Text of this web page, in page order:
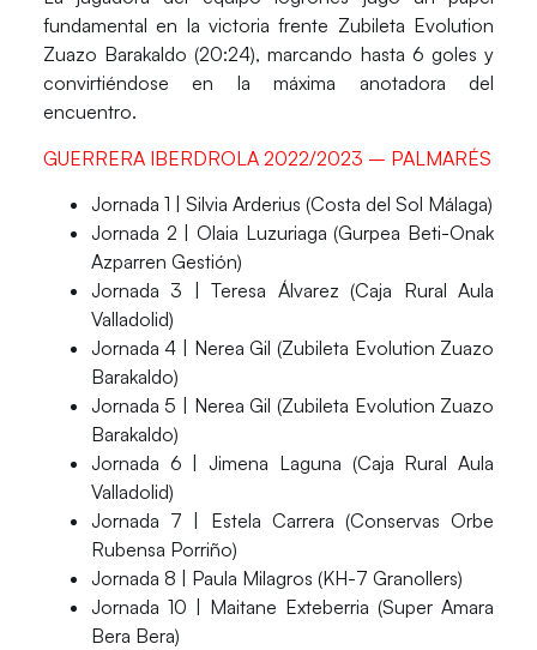
fundamental en la victoria frente Zubileta Evolution
Zuazo Barakaldo (20:24), marcando hasta 6 goles y
convirtiéndose en la máxima anotadora del
encuentro.
GUERRERA IBERDROLA 2022/2023 – PALMARÉS
Jornada 1 | Silvia Arderius (Costa del Sol Málaga)
Jornada 2 | Olaia Luzuriaga (Gurpea Beti-Onak
Azparren Gestión)
Jornada 3 | Teresa Álvarez (Caja Rural Aula
Valladolid)
Jornada 4 | Nerea Gil (Zubileta Evolution Zuazo
Barakaldo)
Jornada 5 | Nerea Gil (Zubileta Evolution Zuazo
Barakaldo)
Jornada 6 | Jimena Laguna (Caja Rural Aula
Valladolid)
Jornada 7 | Estela Carrera (Conservas Orbe
Rubensa Porriño)
Jornada 8 | Paula Milagros (KH-7 Granollers)
Jornada 10 | Maitane Exteberria (Super Amara
Bera Bera)